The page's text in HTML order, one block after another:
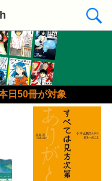
日50冊が対象